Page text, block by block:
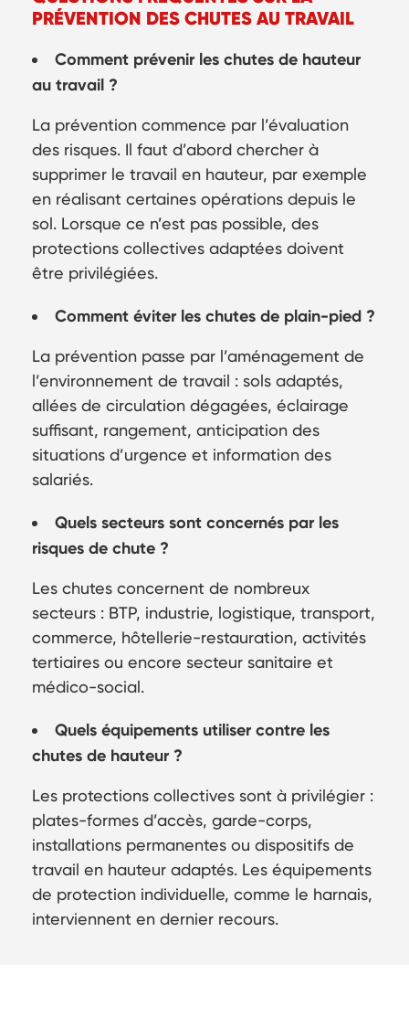
PRÉVENTION DES CHUTES AU TRAVAIL
Comment prévenir les chutes de hauteur
au travail ?
La prévention commence par l’évaluation
des risques. Il faut d’abord chercher à
supprimer le travail en hauteur, par exemple
en réalisant certaines opérations depuis le
sol. Lorsque ce n’est pas possible, des
protections collectives adaptées doivent
être privilégiées.
Comment éviter les chutes de plain-pied ?
La prévention passe par l’aménagement de
l’environnement de travail : sols adaptés,
allées de circulation dégagées, éclairage
suffisant, rangement, anticipation des
situations d’urgence et information des
salariés.
Quels secteurs sont concernés par les
risques de chute ?
Les chutes concernent de nombreux
secteurs : BTP, industrie, logistique, transport,
commerce, hôtellerie-restauration, activités
tertiaires ou encore secteur sanitaire et
médico-social.
Quels équipements utiliser contre les
chutes de hauteur ?
Les protections collectives sont à privilégier :
plates-formes d’accès, garde-corps,
installations permanentes ou dispositifs de
travail en hauteur adaptés. Les équipements
de protection individuelle, comme le harnais,
interviennent en dernier recours.